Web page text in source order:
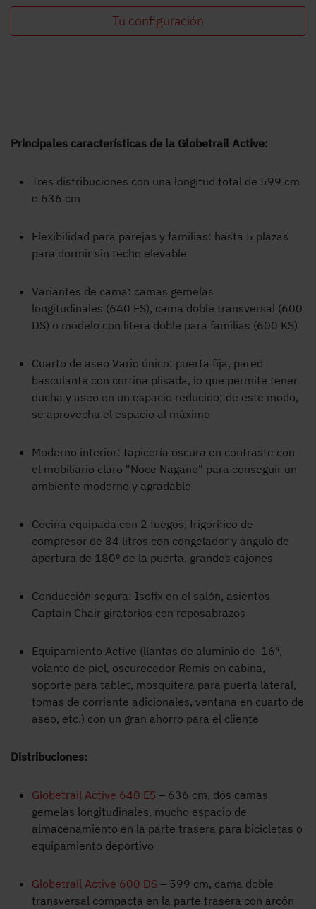
Tu configuración
Principales características de la Globetrail Active:
Tres distribuciones con una longitud total de 599 cm
o 636 cm
Flexibilidad para parejas y familias: hasta 5 plazas
para dormir sin techo elevable
Variantes de cama: camas gemelas
longitudinales (640 ES), cama doble transversal (600
DS) o modelo con litera doble para familias (600 KS)
Cuarto de aseo Vario único: puerta fija, pared
basculante con cortina plisada, lo que permite tener
ducha y aseo en un espacio reducido; de este modo,
se aprovecha el espacio al máximo
Moderno interior: tapicería oscura en contraste con
el mobiliario claro "Noce Nagano" para conseguir un
ambiente moderno y agradable
Cocina equipada con 2 fuegos, frigorífico de
compresor de 84 litros con congelador y ángulo de
apertura de 180º de la puerta, grandes cajones
Conducción segura: Isofix en el salón, asientos
Captain Chair giratorios con reposabrazos
Equipamiento Active (llantas de aluminio de 16″,
volante de piel, oscurecedor Remis en cabina,
soporte para tablet, mosquitera para puerta lateral,
tomas de corriente adicionales, ventana en cuarto de
aseo, etc.) con un gran ahorro para el cliente
Distribuciones:
Globetrail Active 640 ES – 636 cm, dos camas
gemelas longitudinales, mucho espacio de
almacenamiento en la parte trasera para bicicletas o
equipamiento deportivo
Globetrail Active 600 DS – 599 cm, cama doble
transversal compacta en la parte trasera con arcón